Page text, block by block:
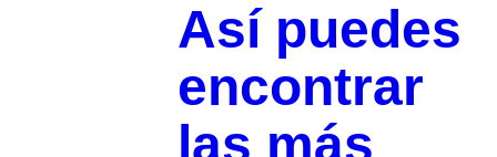
Así puedes
encontrar
las más